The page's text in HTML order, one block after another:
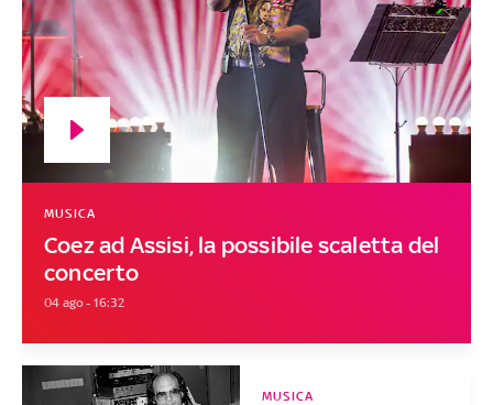
Coez ad Assisi, la possibile scaletta del
concerto
MUSICA
04 ago - 16:32
MUSICA